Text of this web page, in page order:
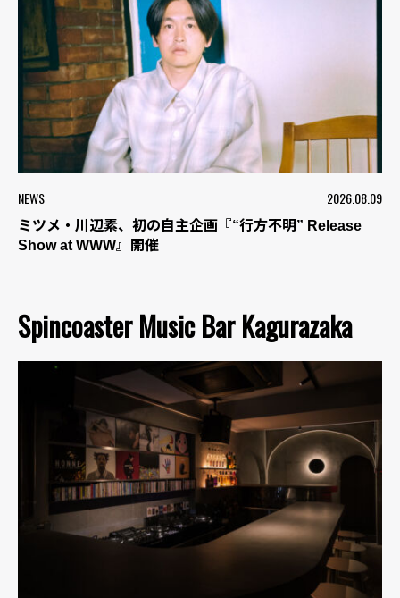
NEWS 2026.08.09
ミツメ・川辺素、初の自主企画『“行方不明” Release
Show at WWW』開催
Spincoaster Music Bar Kagurazaka